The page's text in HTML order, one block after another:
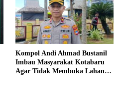
Kompol Andi Ahmad Bustanil
Imbau Masyarakat Kotabaru
Agar Tidak Membuka Lahan